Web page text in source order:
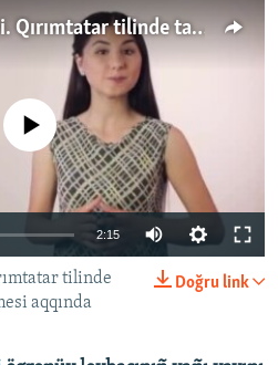
«Elifbe» video dersleri. Qırımtatar tilinde tamırdaki sozuqlarnıñ tüşmesi aqqında
currently available
2:15
Doğru link
tilinde
aqqında